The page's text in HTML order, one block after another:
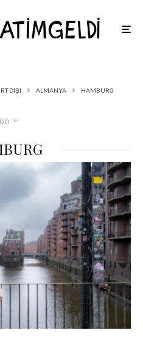
DIŞI ALMANYA HAMBURG